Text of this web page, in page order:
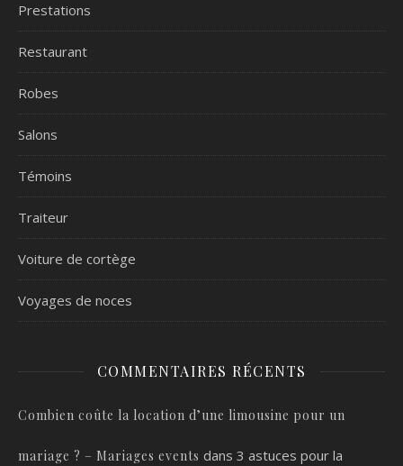
Prestations
Restaurant
Robes
Salons
Témoins
Traiteur
Voiture de cortège
Voyages de noces
COMMENTAIRES RÉCENTS
Combien coûte la location d’une limousine pour un
mariage ? – Mariages events dans 3 astuces pour la